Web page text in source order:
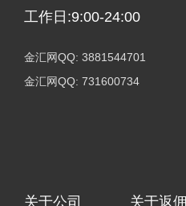
工作日:9:00-24:00
金汇网QQ: 3881544701
金汇网QQ: 731600734
关于公司 关于返佣